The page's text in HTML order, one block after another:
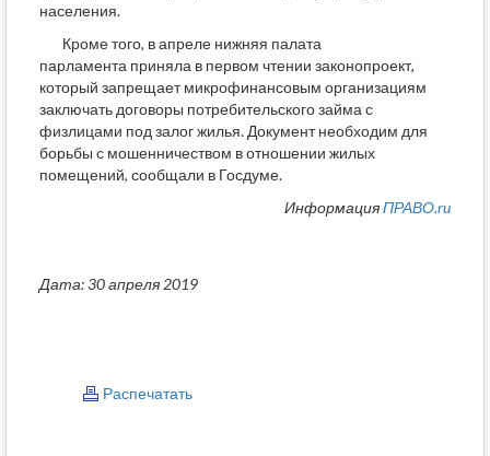
населения.
Кроме того, в апреле нижняя палата
парламента приняла в первом чтении законопроект,
который запрещает микрофинансовым организациям
заключать договоры потребительского займа с
физлицами под залог жилья. Документ необходим для
борьбы с мошенничеством в отношении жилых
помещений, сообщали в Госдуме.
ИнформацияПРАВО.ru
Дата: 30 апреля 2019
Распечатать